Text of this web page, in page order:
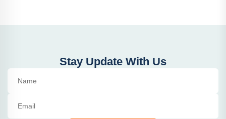
Stay Update With Us